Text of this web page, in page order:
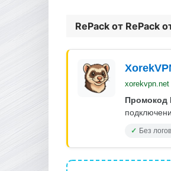
RePack от RePack
xorekvpn.net
Промокод
Без логов